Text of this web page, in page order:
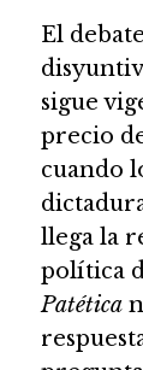
El
sigue
precio
cuando
llega la
política
Patética